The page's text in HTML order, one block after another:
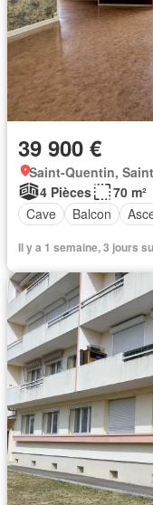
39 900 €
Saint-Quentin,
4 Pièces
70 m²
Cave
Balcon
Il y a 1 semaine, 3 jours